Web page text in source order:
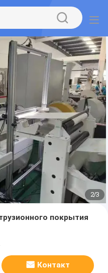
2/3
покрытия
Контакт